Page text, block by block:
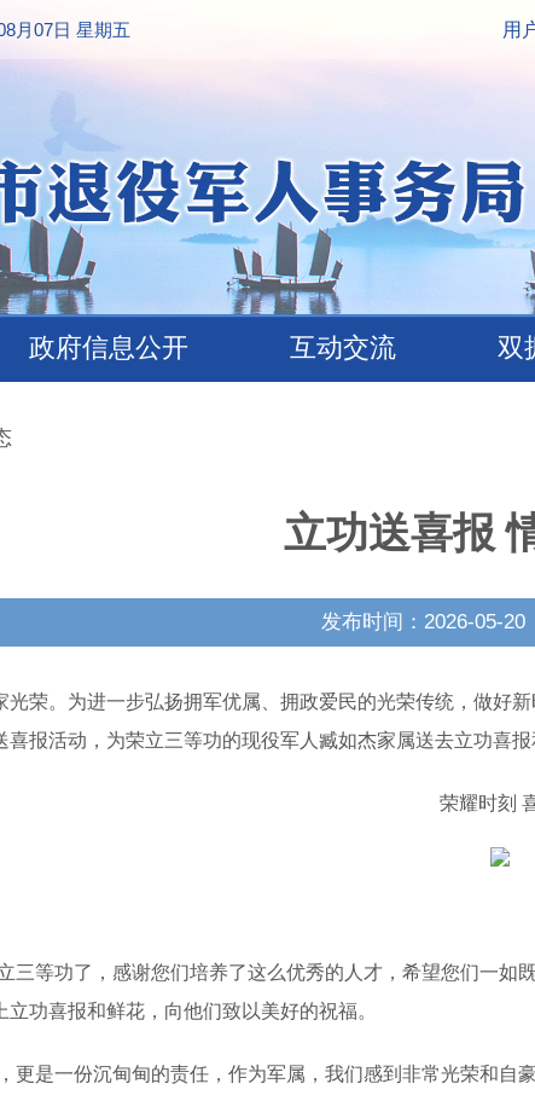
月07日 星期五 用
政府信息公开 互动交流 双
立功送喜报
发布时间：2026-05-
。为进一步弘扬拥军优属、拥政爱民的光荣传统，做好
喜报活动，为荣立三等功的现役军人臧如杰家属送去立功喜
荣耀时刻
等功了，感谢您们培养了这么优秀的人才，希望您们一如
立功喜报和鲜花，向他们致以美好的祝福。
是一份沉甸甸的责任，作为军属，我们感到非常光荣和自